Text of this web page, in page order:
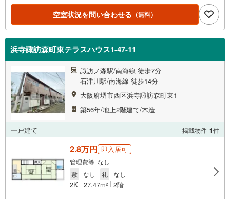
空室状況を問い合わせる （無料）
浜寺諏訪森町東テラスハウス1-47-11
諏訪ノ森駅/南海線 徒歩7分
石津川駅/南海線 徒歩14分
大阪府堺市西区浜寺諏訪森町東1
築56年/地上2階建て/木造
一戸建て 掲載物件 1件
2.8万円 即入居可
管理費等 なし
敷
なし 礼 なし
2K 27.47m2 2階